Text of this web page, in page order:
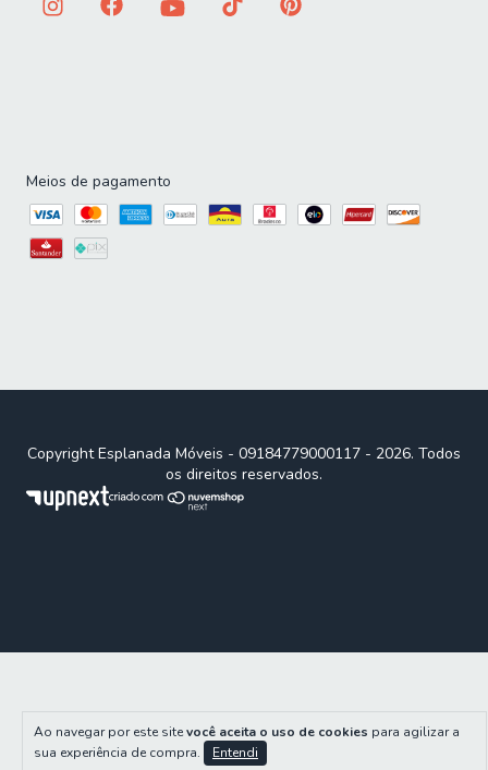
Ao navegar por este sitevocê aceita o uso de cookies para agilizar a
sua experiência de compra.
Entendi
Meios de pagamento
Copyright Esplanada Móveis - 09184779000117 - 2026. Todos
os direitos reservados.